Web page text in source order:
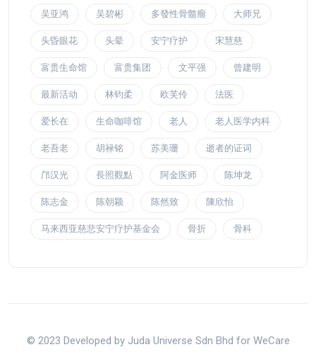
吴亚鸿 吴碧彬 多發性骨髓瘤 大师兄
头昏眼花 头晕 安宁疗护 宋慧慈
富贵生命馆 富贵集团 文平强 曾建明
最新活动 林钧柔 欧芙伶 法医
爱长在 生命咖啡馆 老人 老人医学内科
老吾老 胡禄铭 苏美珊 逝者的证词
邝汉光 長照觀點 阿金医师 陈坤龙
陈志金 陈朝颖 陈然致 陳欣怡
马来西亚慈悲安宁疗护基金会 骨折 骨科
© 2023 Developed by Juda Universe Sdn Bhd for WeCare